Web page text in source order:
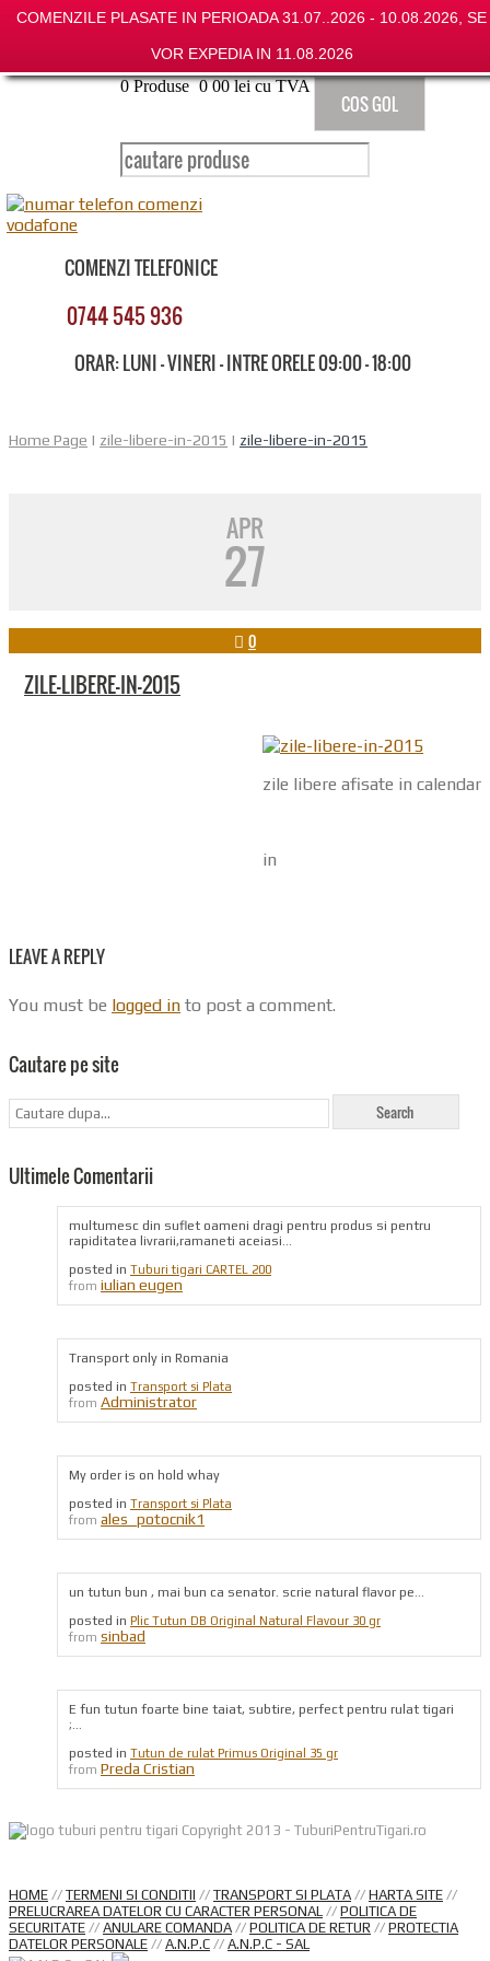
COMENZILE PLASATE IN PERIOADA 31.07..2026 - 10.08.2026, SE
VOR EXPEDIA IN 11.08.2026
0 Produse 0 00 lei cu TVA
COS GOL
COMENZI TELEFONICE
0744 545 936
ORAR: LUNI - VINERI - INTRE ORELE 09:00 - 18:00
Home Page | zile-libere-in-2015 | zile-libere-in-2015
APR
27
0
ZILE-LIBERE-IN-2015
zile libere afisate in calendar
in
LEAVE A REPLY
You must be logged in to post a comment.
Cautare pe site
Ultimele Comentarii
multumesc din suflet oameni dragi pentru produs si pentru
rapiditatea livrarii,ramaneti aceiasi...
posted in Tuburi tigari CARTEL 200
from iulian eugen
Transport only in Romania
posted in Transport si Plata
from Administrator
My order is on hold whay
posted in Transport si Plata
from ales_potocnik1
un tutun bun , mai bun ca senator. scrie natural flavor pe...
posted in Plic Tutun DB Original Natural Flavour 30 gr
from sinbad
E fun tutun foarte bine taiat, subtire, perfect pentru rulat tigari
;...
posted in Tutun de rulat Primus Original 35 gr
from Preda Cristian
Copyright 2013 - TuburiPentruTigari.ro
HOME // TERMENI SI CONDITII // TRANSPORT SI PLATA // HARTA SITE //
PRELUCRAREA DATELOR CU CARACTER PERSONAL// POLITICA DE
SECURITATE // ANULARE COMANDA // POLITICA DE RETUR // PROTECTIA
DATELOR PERSONALE // A.N.P.C // A.N.P.C - SAL